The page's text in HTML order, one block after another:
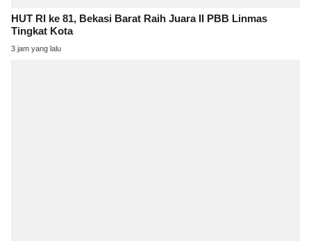
HUT RI ke 81, Bekasi Barat Raih Juara II PBB Linmas
Tingkat Kota
3 jam yang lalu